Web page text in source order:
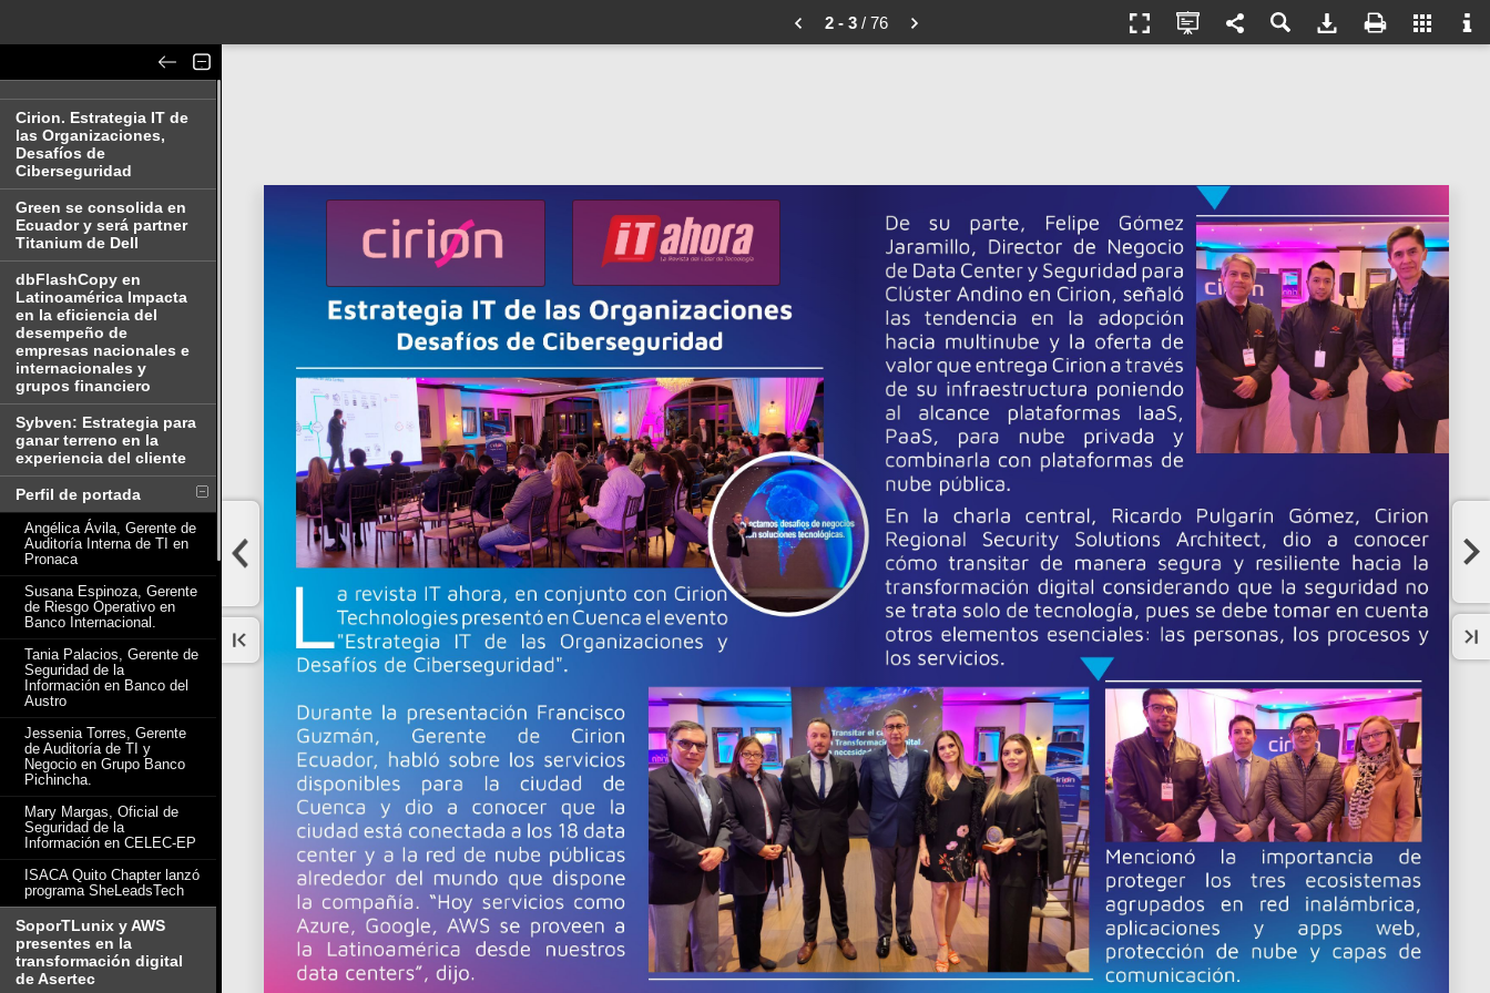
2 - 3/ 76
Cirion. Estrategia IT de
las Organizaciones,
Desafíos de
Ciberseguridad
Green se consolida en
Ecuador y será partner
Titanium de Dell
dbFlashCopy en
Latinoamérica Impacta
en la eficiencia del
desempeño de
empresas nacionales e
internacionales y
grupos financiero
Sybven: Estrategia para
ganar terreno en la
experiencia del cliente
Perfil de portada
Angélica Ávila, Gerente de
Auditoría Interna de TI en
Pronaca
Susana Espinoza, Gerente
de Riesgo Operativo en
Banco Internacional.
Tania Palacios, Gerente de
Seguridad de la
Información en Banco del
Austro
Jessenia Torres, Gerente
de Auditoría de TI y
Negocio en Grupo Banco
Pichincha.
Mary Margas, Oficial de
Seguridad de la
Información en CELEC-EP
ISACA Quito Chapter lanzó
programa SheLeadsTech
SoporTLunix y AWS
presentes en la
transformación digital
de Asertec